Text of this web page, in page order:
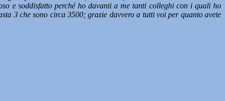
e soddisfatto perché ho davanti a me tanti colleghi con i quali ho
3 che sono circa 3500; grazie davvero a tutti voi per quanto avete